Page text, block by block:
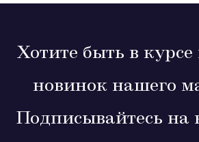
Хотите быть в
новинок нашего
Подписывайтесь на